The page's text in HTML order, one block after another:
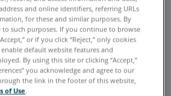
and online identifiers, referring URLs
for these and similar purposes. By
to such purposes. If you continue to browse
or if you click “Reject,” only cookies
default website features and
By using this site or clicking “Accept,”
you acknowledge and agree to our
the link in the footer of this website,
of Use.